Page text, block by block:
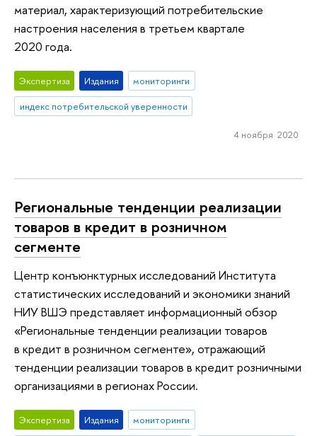
материал, характеризующий потребительские
настроения населения в третьем квартале
2020 года.
Экспертиза Издания
мониторинги
индекс потребительской уверенности
4 ноября 2020
Региональные тенденции реализации
товаров в кредит в розничном
сегменте
Центр конъюнктурных исследований Института
статистических исследований и экономики знаний
НИУ ВШЭ представляет информационный обзор
«Региональные тенденции реализации товаров
в кредит в розничном сегменте», отражающий
тенденции реализации товаров в кредит розничными
организациями в регионах России.
Экспертиза Издания
мониторинги